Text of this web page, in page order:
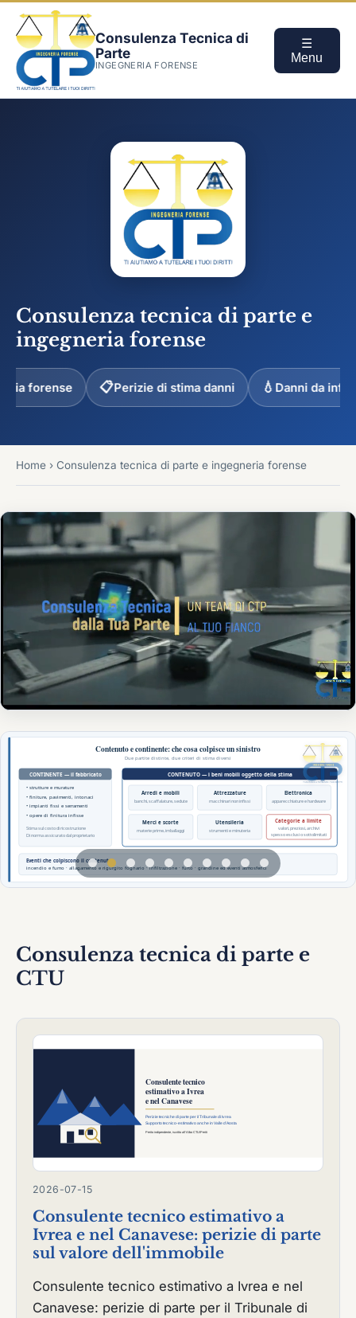
Consulenza Tecnica di
Parte
INGEGNERIA FORENSE
☰
Menu
Consulenza tecnica di parte e
ingegneria forense
📋Perizie di stima danni 💧Danni da infiltrazioni
Home › Consulenza tecnica di parte e ingegneria forense
arredi
attrezzature
Consulenza tecnica di parte e
CTU
2026-07-15
Consulente tecnico estimativo a
Ivrea e nel Canavese: perizie di parte
sul valore dell'immobile
Consulente tecnico estimativo a Ivrea e nel
Canavese: perizie di parte per il Tribunale di